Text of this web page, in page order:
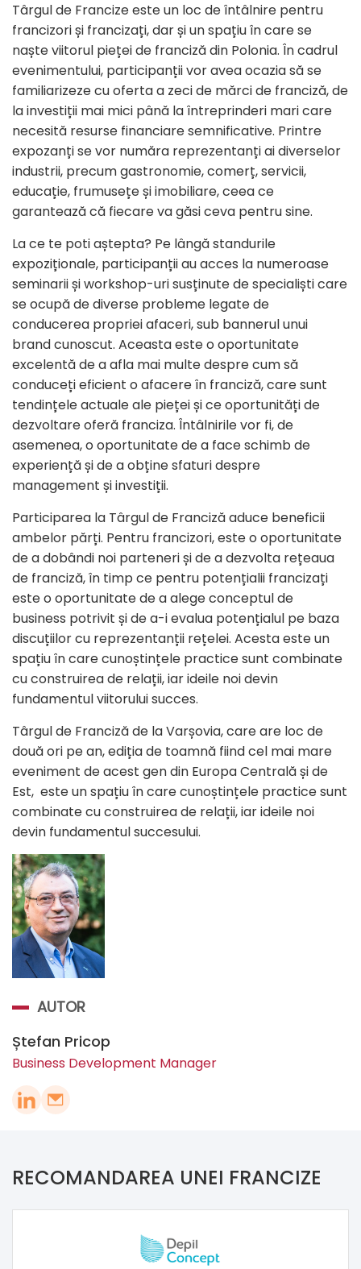
Târgul de Francize este un loc de întâlnire pentru
francizori și francizați, dar și un spațiu în care se
naște viitorul pieței de franciză din Polonia. În cadrul
evenimentului, participanții vor avea ocazia să se
familiarizeze cu oferta a zeci de mărci de franciză, de
la investiții mai mici până la întreprinderi mari care
necesită resurse financiare semnificative. Printre
expozanți se vor număra reprezentanți ai diverselor
industrii, precum gastronomie, comerț, servicii,
educație, frumusețe și imobiliare, ceea ce
garantează că fiecare va găsi ceva pentru sine.
La ce te poti aștepta? Pe lângă standurile
expoziționale, participanții au acces la numeroase
seminarii și workshop-uri susținute de specialiști care
se ocupă de diverse probleme legate de
conducerea propriei afaceri, sub bannerul unui
brand cunoscut. Aceasta este o oportunitate
excelentă de a afla mai multe despre cum să
conduceți eficient o afacere în franciză, care sunt
tendințele actuale ale pieței și ce oportunități de
dezvoltare oferă franciza. Întâlnirile vor fi, de
asemenea, o oportunitate de a face schimb de
experiență și de a obține sfaturi despre
management și investiții.
Participarea la Târgul de Franciză aduce beneficii
ambelor părți. Pentru francizori, este o oportunitate
de a dobândi noi parteneri și de a dezvolta rețeaua
de franciză, în timp ce pentru potențialii francizați
este o oportunitate de a alege conceptul de
business potrivit și de a-i evalua potențialul pe baza
discuțiilor cu reprezentanții rețelei. Acesta este un
spațiu în care cunoștințele practice sunt combinate
cu construirea de relații, iar ideile noi devin
fundamentul viitorului succes.
Târgul de Franciză de la Varșovia, care are loc de
două ori pe an, ediția de toamnă fiind cel mai mare
eveniment de acest gen din Europa Centrală și de
Est, este un spațiu în care cunoștințele practice sunt
combinate cu construirea de relații, iar ideile noi
devin fundamentul succesului.
AUTOR
Ștefan Pricop
Business Development Manager
RECOMANDAREA UNEI FRANCIZE